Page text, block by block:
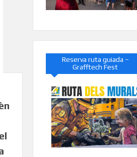
Reserva ruta guiada –
Grafftech Fest